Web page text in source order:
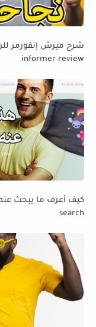
informer review
search